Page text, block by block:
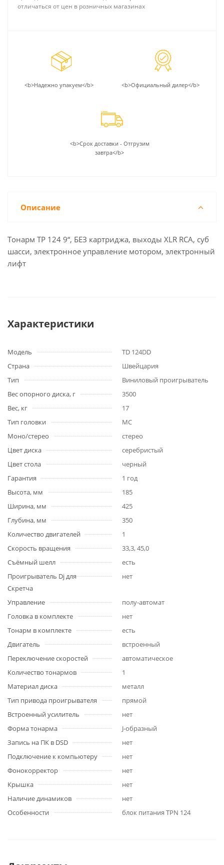
отличаться от цен в розничных магазинах
<b>Надежно упакуем</b> <b>Официальный дилер</b>
<b>Срок доставки - Отгрузим
завтра</b>
Описание
Тонарм TP 124 9“, БЕЗ картриджа, выходы XLR RCA, суб
шасси, электронное управление мотором, электронный
лифт
Характеристики
Модель
TD 124DD
Страна
Швейцария
Тип
Виниловый проигрыватель
Вес опорного диска, г
3500
Вес, кг
17
Тип головки
MC
Моно/стерео
стерео
Цвет диска
серебристый
Цвет стола
черный
Гарантия
1 год
Высота, мм
185
Ширина, мм
425
Глубина, мм
350
Количество двигателей
1
Скорость вращения
33,3, 45,0
Съёмный шелл
есть
Проигрыватель Dj для
Скретча
нет
Управление
полу-автомат
Головка в комплекте
нет
Тонарм в комплекте
есть
Двигатель
встроенный
Переключение скоростей
автоматическое
Количество тонармов
1
Материал диска
металл
Тип привода проигрывателя
прямой
Встроенный усилитель
нет
Форма тонарма
J-образный
Запись на ПК в DSD
нет
Подключение к компьютеру
нет
Фонокорректор
нет
Крышка
нет
Наличие динамиков
нет
Особенности
блок питания TPN 124